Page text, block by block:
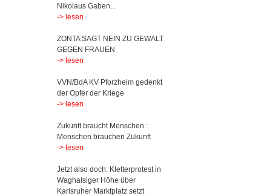
Nikolaus Gaben...
-> lesen
ZONTA SAGT NEIN ZU GEWALT
GEGEN FRAUEN
-> lesen
VVN/BdA KV Pforzheim gedenkt
der Opfer der Kriege
-> lesen
Zukunft braucht Menschen :
Menschen brauchen Zukunft
-> lesen
Jetzt also doch: Kletterprotest in
Waghalsiger Höhe über
Karlsruher Marktplatz setzt